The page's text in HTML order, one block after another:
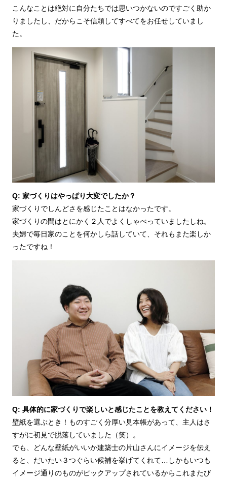
こんなことは絶対に自分たちでは思いつかないのですごく助か
りましたし、だからこそ信頼してすべてをお任せしていまし
た。
Q: 家づくりはやっぱり大変でしたか？
家づくりでしんどさを感じたことはなかったです。
家づくりの間はとにかく２人でよくしゃべっていましたしね。
夫婦で毎日家のことを何かしら話していて、それもまた楽しか
ったですね！
Q: 具体的に家づくりで楽しいと感じたことを教えてください！
壁紙を選ぶとき！ものすごく分厚い見本帳があって、主人はさ
すがに初見で脱落していました（笑）。
でも、どんな壁紙がいいか建築士の片山さんにイメージを伝え
ると、だいたい３つぐらい候補を挙げてくれて…しかもいつも
イメージ通りのものがピックアップされているからこれまたび